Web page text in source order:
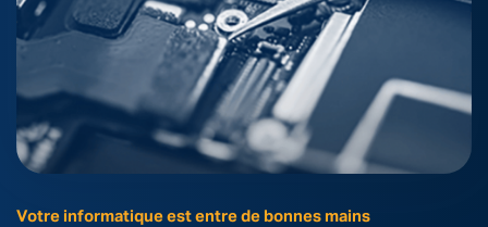
Votre informatique est entre de bonnes mains